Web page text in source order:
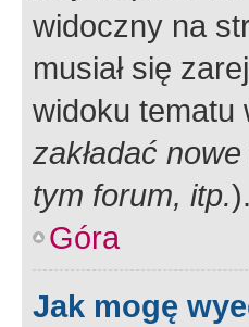
widoczny na
musiał się
widoku tematu
zakładać
tym forum, itp.).
Góra
Jak mogę